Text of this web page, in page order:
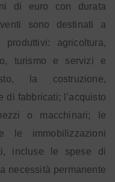
di euro con durata
sono destinati a
agricoltura,
turismo e servizi e
la costruzione,
di fabbricati; l’acquisto
o macchinari; le
le immobilizzazioni
incluse le spese di
necessità permanente